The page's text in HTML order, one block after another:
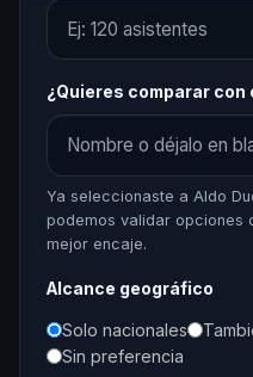
¿Quieres comparar
Ya seleccionaste a Aldo
podemos validar opciones
mejor encaje.
Alcance geográfico
Solo nacionales
Sin preferencia